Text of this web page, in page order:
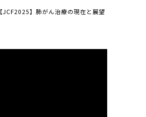
【JCF2025】肺がん治療の現在と展望